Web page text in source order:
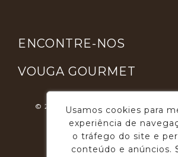
ENCONTRE-NOS
VOUGA GOURMET
© 2026 - Desenvolvimento E
Usamos cookies para
experiência de
o tráfego do site e
conteúdo e anúncios.